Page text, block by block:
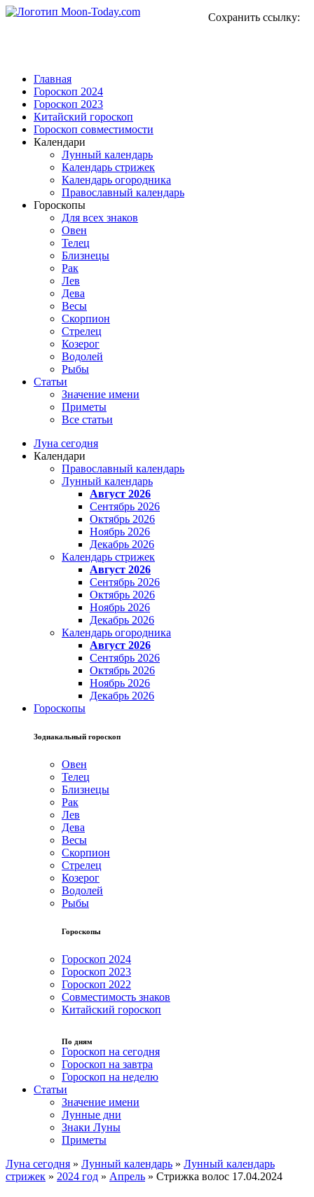
Сохранить ссылку:
Главная
Гороскоп 2024
Гороскоп 2023
Китайский гороскоп
Гороскоп совместимости
Календари
Лунный календарь
Календарь стрижек
Календарь огородника
Православный календарь
Гороскопы
Для всех знаков
Овен
Телец
Близнецы
Рак
Лев
Дева
Весы
Скорпион
Стрелец
Козерог
Водолей
Рыбы
Статьи
Значение имени
Приметы
Все статьи
Луна сегодня
Календари
Православный календарь
Лунный календарь
Август 2026
Сентябрь 2026
Октябрь 2026
Ноябрь 2026
Декабрь 2026
Календарь стрижек
Август 2026
Сентябрь 2026
Октябрь 2026
Ноябрь 2026
Декабрь 2026
Календарь огородника
Август 2026
Сентябрь 2026
Октябрь 2026
Ноябрь 2026
Декабрь 2026
Гороскопы
Зодиакальный гороскоп
Овен
Телец
Близнецы
Рак
Лев
Дева
Весы
Скорпион
Стрелец
Козерог
Водолей
Рыбы
Гороскопы
Гороскоп 2024
Гороскоп 2023
Гороскоп 2022
Совместимость знаков
Китайский гороскоп
По дням
Гороскоп на сегодня
Гороскоп на завтра
Гороскоп на неделю
Статьи
Значение имени
Лунные дни
Знаки Луны
Приметы
Луна сегодня » Лунный календарь » Лунный календарь
стрижек » 2024 год » Апрель » Стрижка волос 17.04.2024